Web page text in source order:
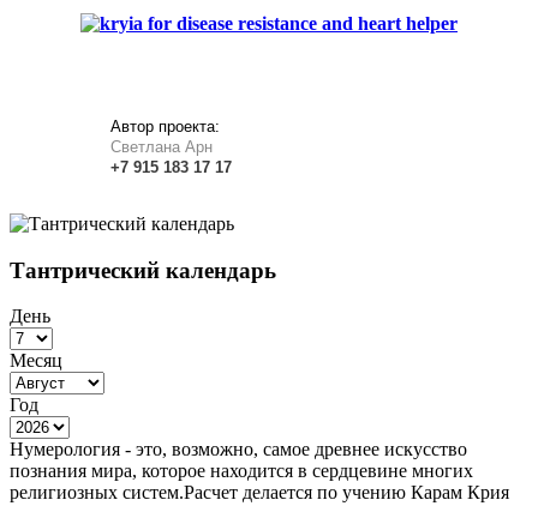
Автор проекта:
Светлана Арн
+7 915 183 17 17
Тантрический календарь
День
Месяц
Год
Нумерология - это, возможно, самое древнее искусство
познания мира, которое находится в сердцевине многих
религиозных систем.Расчет делается по учению Карам Крия